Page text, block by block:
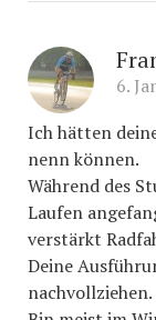
6.
Ich hätten
nenn können.
Während des
Laufen
verstärkt
Deine
nachvollziehen.